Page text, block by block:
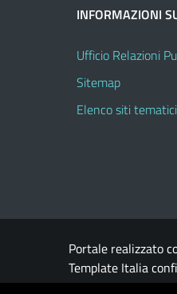
INFORMAZIONI
Ufficio Relazioni
Sitemap
Elenco siti tematici
Portale realizzato
Template Italia